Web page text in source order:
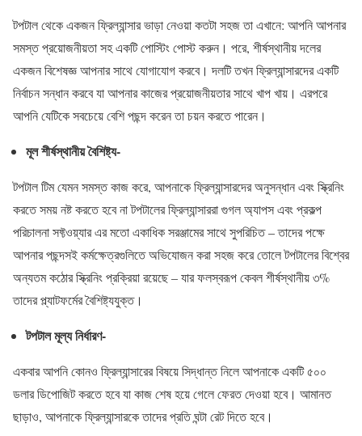
টপটাল থেকে একজন ফ্রিল্যান্সার ভাড়া নেওয়া কতটা সহজ তা এখানে: আপনি আপনার
সমস্ত প্রয়োজনীয়তা সহ একটি পোস্টিং পোস্ট করুন। পরে, শীর্ষস্থানীয় দলের
একজন বিশেষজ্ঞ আপনার সাথে যোগাযোগ করবে। দলটি তখন ফ্রিল্যান্সারদের একটি
নির্বাচন সন্ধান করবে যা আপনার কাজের প্রয়োজনীয়তার সাথে খাপ খায়। এরপরে
আপনি যেটিকে সবচেয়ে বেশি পছন্দ করেন তা চয়ন করতে পারেন।
মূল শীর্ষস্থানীয় বৈশিষ্ট্য-
টপটাল টিম যেমন সমস্ত কাজ করে, আপনাকে ফ্রিল্যান্সারদের অনুসন্ধান এবং স্ক্রিনিং
করতে সময় নষ্ট করতে হবে না টপটালের ফ্রিল্যান্সাররা গুগল অ্যাপস এবং প্রকল্প
পরিচালনা সফ্টওয়্যার এর মতো একাধিক সরঞ্জামের সাথে সুপরিচিত – তাদের পক্ষে
আপনার পছন্দসই কর্মক্ষেত্রগুলিতে অভিযোজন করা সহজ করে তোলে টপটালের বিশ্বের
অন্যতম কঠোর স্ক্রিনিং প্রক্রিয়া রয়েছে – যার ফলস্বরূপ কেবল শীর্ষস্থানীয় ৩%
তাদের প্ল্যাটফর্মের বৈশিষ্ট্যযুক্ত।
টপটাল মূল্য নির্ধারণ-
একবার আপনি কোনও ফ্রিল্যান্সারের বিষয়ে সিদ্ধান্ত নিলে আপনাকে একটি ৫০০
ডলার ডিপোজিট করতে হবে যা কাজ শেষ হয়ে গেলে ফেরত দেওয়া হবে। আমানত
ছাড়াও, আপনাকে ফ্রিল্যান্সারকে তাদের প্রতি ঘন্টা রেট দিতে হবে।